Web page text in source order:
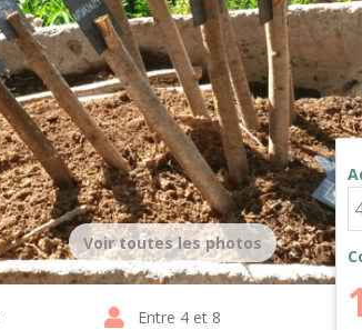
Voir toutes les photos
Entre 4 et 8